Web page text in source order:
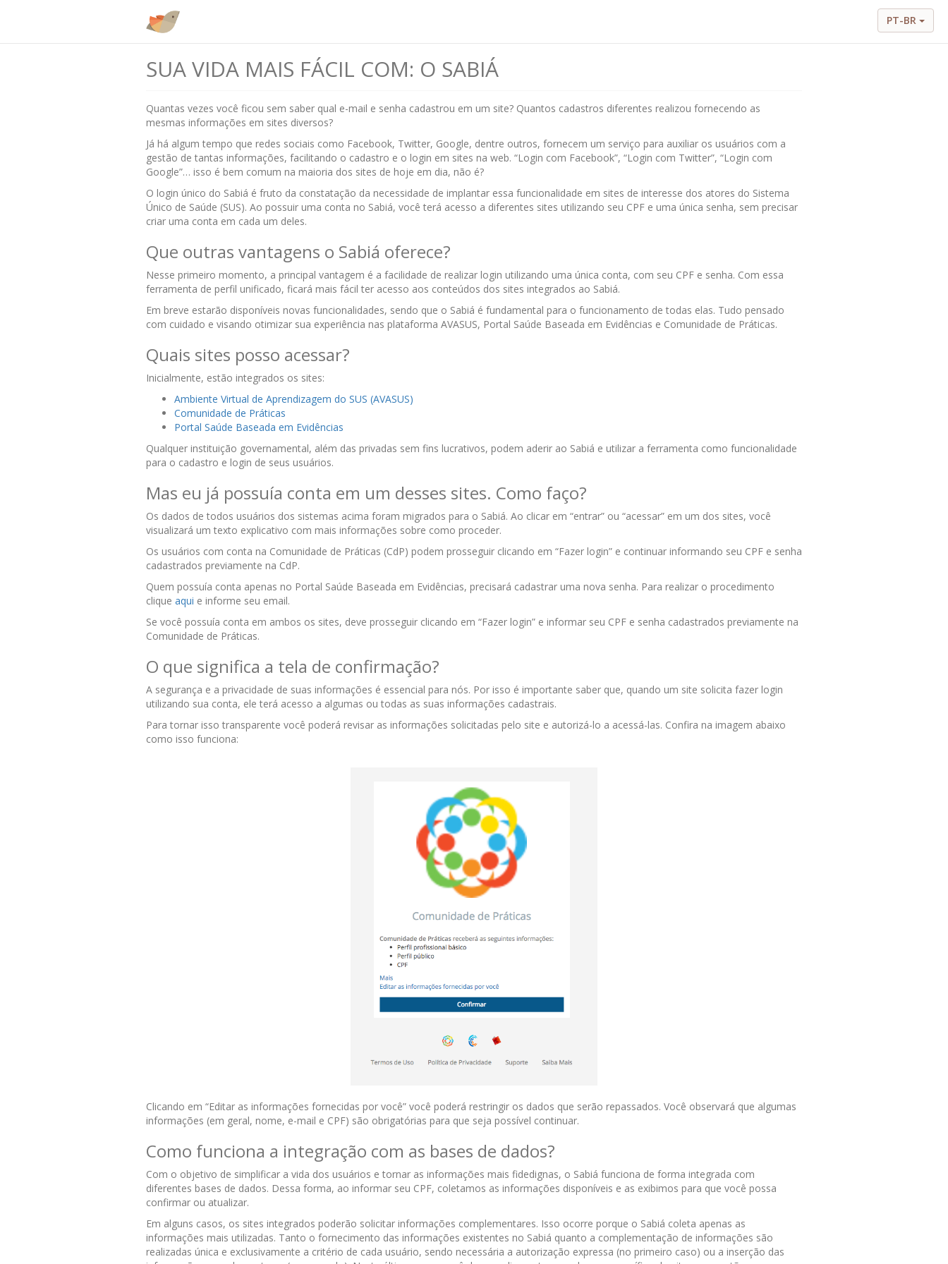
PT-BR
SUA VIDA MAIS FÁCIL COM: O SABIÁ
Quantas vezes você ficou sem saber qual e-mail e senha cadastrou em um site? Quantos cadastros diferentes realizou fornecendo as
mesmas informações em sites diversos?
Já há algum tempo que redes sociais como Facebook, Twitter, Google, dentre outros, fornecem um serviço para auxiliar os usuários com a
gestão de tantas informações, facilitando o cadastro e o login em sites na web. “Login com Facebook”, “Login com Twitter”, “Login com
Google”… isso é bem comum na maioria dos sites de hoje em dia, não é?
O login único do Sabiá é fruto da constatação da necessidade de implantar essa funcionalidade em sites de interesse dos atores do Sistema
Único de Saúde (SUS). Ao possuir uma conta no Sabiá, você terá acesso a diferentes sites utilizando seu CPF e uma única senha, sem precisar
criar uma conta em cada um deles.
Que outras vantagens o Sabiá oferece?
Nesse primeiro momento, a principal vantagem é a facilidade de realizar login utilizando uma única conta, com seu CPF e senha. Com essa
ferramenta de perfil unificado, ficará mais fácil ter acesso aos conteúdos dos sites integrados ao Sabiá.
Em breve estarão disponíveis novas funcionalidades, sendo que o Sabiá é fundamental para o funcionamento de todas elas. Tudo pensado
com cuidado e visando otimizar sua experiência nas plataforma AVASUS, Portal Saúde Baseada em Evidências e Comunidade de Práticas.
Quais sites posso acessar?
Inicialmente, estão integrados os sites:
Ambiente Virtual de Aprendizagem do SUS (AVASUS)
Comunidade de Práticas
Portal Saúde Baseada em Evidências
Qualquer instituição governamental, além das privadas sem fins lucrativos, podem aderir ao Sabiá e utilizar a ferramenta como funcionalidade
para o cadastro e login de seus usuários.
Mas eu já possuía conta em um desses sites. Como faço?
Os dados de todos usuários dos sistemas acima foram migrados para o Sabiá. Ao clicar em “entrar” ou “acessar” em um dos sites, você
visualizará um texto explicativo com mais informações sobre como proceder.
Os usuários com conta na Comunidade de Práticas (CdP) podem prosseguir clicando em “Fazer login” e continuar informando seu CPF e senha
cadastrados previamente na CdP.
Quem possuía conta apenas no Portal Saúde Baseada em Evidências, precisará cadastrar uma nova senha. Para realizar o procedimento
clique aqui e informe seu email.
Se você possuía conta em ambos os sites, deve prosseguir clicando em “Fazer login” e informar seu CPF e senha cadastrados previamente na
Comunidade de Práticas.
O que significa a tela de confirmação?
A segurança e a privacidade de suas informações é essencial para nós. Por isso é importante saber que, quando um site solicita fazer login
utilizando sua conta, ele terá acesso a algumas ou todas as suas informações cadastrais.
Para tornar isso transparente você poderá revisar as informações solicitadas pelo site e autorizá-lo a acessá-las. Confira na imagem abaixo
como isso funciona:
Clicando em “Editar as informações fornecidas por você” você poderá restringir os dados que serão repassados. Você observará que algumas
informações (em geral, nome, e-mail e CPF) são obrigatórias para que seja possível continuar.
Como funciona a integração com as bases de dados?
Com o objetivo de simplificar a vida dos usuários e tornar as informações mais fidedignas, o Sabiá funciona de forma integrada com
diferentes bases de dados. Dessa forma, ao informar seu CPF, coletamos as informações disponíveis e as exibimos para que você possa
confirmar ou atualizar.
Em alguns casos, os sites integrados poderão solicitar informações complementares. Isso ocorre porque o Sabiá coleta apenas as
informações mais utilizadas. Tanto o fornecimento das informações existentes no Sabiá quanto a complementação de informações são
realizadas única e exclusivamente a critério de cada usuário, sendo necessária a autorização expressa (no primeiro caso) ou a inserção das